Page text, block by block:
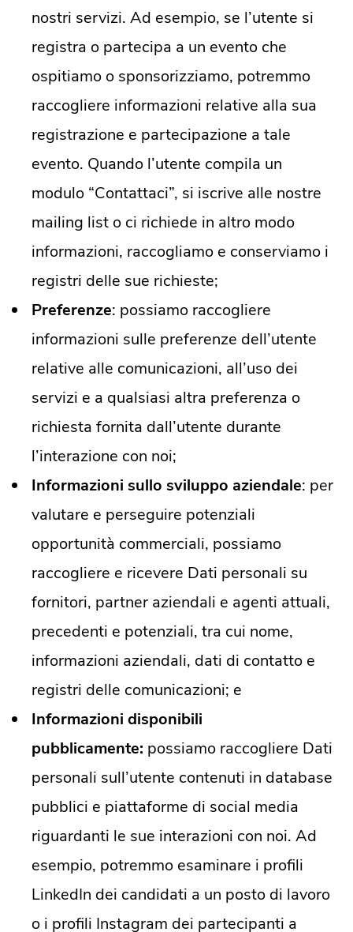
nostri servizi. Ad esempio, se l’utente si
registra o partecipa a un evento che
ospitiamo o sponsorizziamo, potremmo
raccogliere informazioni relative alla sua
registrazione e partecipazione a tale
evento. Quando l’utente compila un
modulo “Contattaci”, si iscrive alle nostre
mailing list o ci richiede in altro modo
informazioni, raccogliamo e conserviamo i
registri delle sue richieste;
Preferenze: possiamo raccogliere
informazioni sulle preferenze dell’utente
relative alle comunicazioni, all’uso dei
servizi e a qualsiasi altra preferenza o
richiesta fornita dall’utente durante
l’interazione con noi;
Informazioni sullo sviluppo aziendale: per
valutare e perseguire potenziali
opportunità commerciali, possiamo
raccogliere e ricevere Dati personali su
fornitori, partner aziendali e agenti attuali,
precedenti e potenziali, tra cui nome,
informazioni aziendali, dati di contatto e
registri delle comunicazioni; e
Informazioni disponibili
pubblicamente: possiamo raccogliere Dati
personali sull’utente contenuti in database
pubblici e piattaforme di social media
riguardanti le sue interazioni con noi. Ad
esempio, potremmo esaminare i profili
LinkedIn dei candidati a un posto di lavoro
o i profili Instagram dei partecipanti a